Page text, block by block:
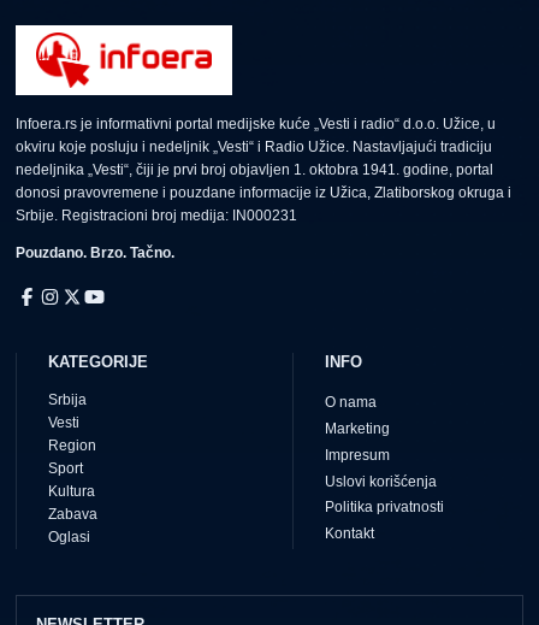
Infoera.rs je informativni portal medijske kuće „Vesti i radio“ d.o.o. Užice, u
okviru koje posluju i nedeljnik „Vesti“ i Radio Užice. Nastavljajući tradiciju
nedeljnika „Vesti“, čiji je prvi broj objavljen 1. oktobra 1941. godine, portal
donosi pravovremene i pouzdane informacije iz Užica, Zlatiborskog okruga i
Srbije. Registracioni broj medija: IN000231
Pouzdano. Brzo. Tačno.
KATEGORIJE
Srbija
Vesti
Region
Sport
Kultura
Zabava
Oglasi
INFO
O nama
Marketing
Impresum
Uslovi korišćenja
Politika privatnosti
Kontakt